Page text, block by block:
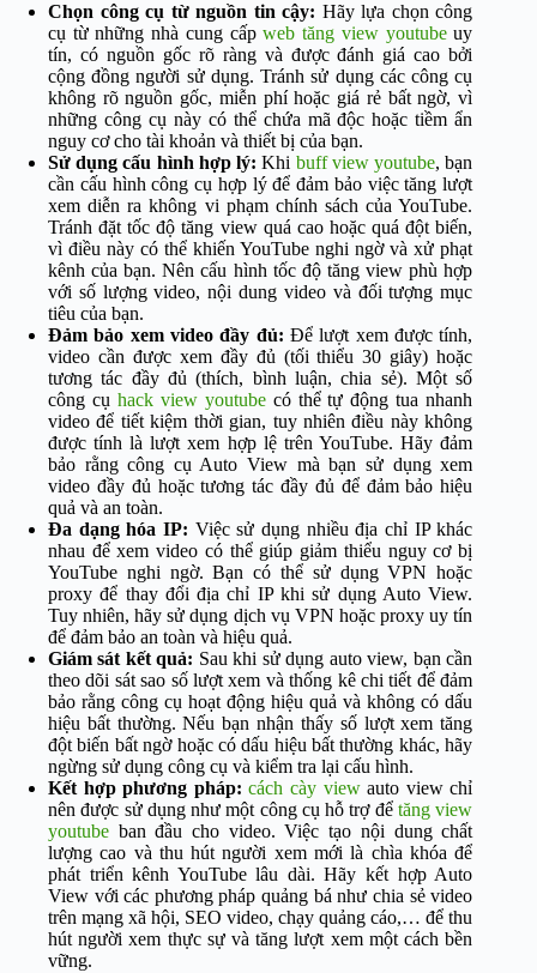
Chọn công cụ từ nguồn tin cậy: Hãy lựa chọn công
cụ từ những nhà cung cấpweb tăng view youtubeuy
tín, có nguồn gốc rõ ràng và được đánh giá cao bởi
cộng đồng người sử dụng. Tránh sử dụng các công cụ
không rõ nguồn gốc, miễn phí hoặc giá rẻ bất ngờ, vì
những công cụ này có thể chứa mã độc hoặc tiềm ẩn
nguy cơ cho tài khoản và thiết bị của bạn.
Sử dụng cấu hình hợp lý: Khi buff view youtube, bạn
cần cấu hình công cụ hợp lý để đảm bảo việc tăng lượt
xem diễn ra không vi phạm chính sách của YouTube.
Tránh đặt tốc độ tăng view quá cao hoặc quá đột biến,
vì điều này có thể khiến YouTube nghi ngờ và xử phạt
kênh của bạn. Nên cấu hình tốc độ tăng view phù hợp
với số lượng video, nội dung video và đối tượng mục
tiêu của bạn.
Đảm bảo xem video đầy đủ: Để lượt xem được tính,
video cần được xem đầy đủ (tối thiểu 30 giây) hoặc
tương tác đầy đủ (thích, bình luận, chia sẻ). Một số
công cụ hack view youtubecó thể tự động tua nhanh
video để tiết kiệm thời gian, tuy nhiên điều này không
được tính là lượt xem hợp lệ trên YouTube. Hãy đảm
bảo rằng công cụ Auto View mà bạn sử dụng xem
video đầy đủ hoặc tương tác đầy đủ để đảm bảo hiệu
quả và an toàn.
Đa dạng hóa IP: Việc sử dụng nhiều địa chỉ IP khác
nhau để xem video có thể giúp giảm thiểu nguy cơ bị
YouTube nghi ngờ. Bạn có thể sử dụng VPN hoặc
proxy để thay đổi địa chỉ IP khi sử dụng Auto View.
Tuy nhiên, hãy sử dụng dịch vụ VPN hoặc proxy uy tín
để đảm bảo an toàn và hiệu quả.
Giám sát kết quả: Sau khi sử dụng auto view, bạn cần
theo dõi sát sao số lượt xem và thống kê chi tiết để đảm
bảo rằng công cụ hoạt động hiệu quả và không có dấu
hiệu bất thường. Nếu bạn nhận thấy số lượt xem tăng
đột biến bất ngờ hoặc có dấu hiệu bất thường khác, hãy
ngừng sử dụng công cụ và kiểm tra lại cấu hình.
Kết hợp phương pháp: cách cày viewauto view chỉ
nên được sử dụng như một công cụ hỗ trợ để tăng view
youtube ban đầu cho video. Việc tạo nội dung chất
lượng cao và thu hút người xem mới là chìa khóa để
phát triển kênh YouTube lâu dài. Hãy kết hợp Auto
View với các phương pháp quảng bá như chia sẻ video
trên mạng xã hội, SEO video, chạy quảng cáo,… để thu
hút người xem thực sự và tăng lượt xem một cách bền
vững.